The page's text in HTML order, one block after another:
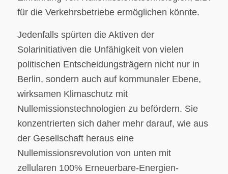
für die Verkehrsbetriebe ermöglichen könnte.
Jedenfalls spürten die Aktiven der
Solarinitiativen die Unfähigkeit von vielen
politischen Entscheidungsträgern nicht nur in
Berlin, sondern auch auf kommunaler Ebene,
wirksamen Klimaschutz mit
Nullemissionstechnologien zu befördern. Sie
konzentrierten sich daher mehr darauf, wie aus
der Gesellschaft heraus eine
Nullemissionsrevolution von unten mit
zellularen 100% Erneuerbare-Energien-